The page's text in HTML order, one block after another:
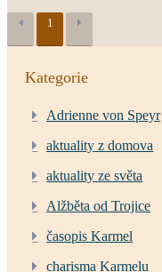
1
Kategorie
Adrienne von Speyr
aktuality z domova
aktuality ze světa
Alžběta od Trojice
časopis Karmel
charisma Karmelu